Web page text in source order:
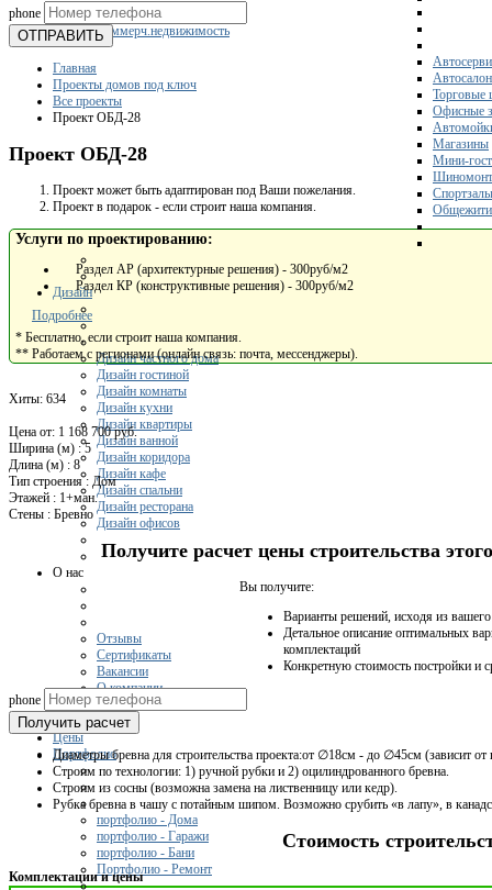
Склады
Коммерч.недвижимость
Торговые
Офисные
Магазины
Мини-
Спортзалы
Дизайн
Дизайн частного дома
Дизайн гостиной
Дизайн комнаты
Дизайн кухни
Дизайн квартиры
Дизайн ванной
Дизайн коридора
Дизайн кафе
Дизайн спальни
Дизайн ресторана
Дизайн офисов
О нас
Отзывы
Сертификаты
Вакансии
О компании
Цены
Портфолио
портфолио - Дома
портфолио - Гаражи
портфолио - Бани
Портфолио - Ремонт
phone
ОТПРАВИТЬ
Главная
Проекты домов под ключ
Все проекты
Проект ОБД-28
Проект ОБД-28
Проект может быть адаптирован под Ваши пожелания.
Проект в подарок - если строит наша компания.
Услуги по проектированию:
Раздел АР (архитектурные решения) - 300руб/м2
Раздел КР (конструктивные решения) - 300руб/м2
Подробнее
* Бесплатно, если строит наша компания.
** Работаем с регионами (онлайн связь: почта, мессенджеры).
Хиты: 634
Цена от: 1 168 700 руб.
Ширина (м) :5
Длина (м) : 8
Тип строения: Дом
Этажей : 1+ман.
Стены : Бревно
Получите расчет цены строительства
Вы получите:
Варианты решений, исходя из
Детальное описание оптимальных
комплектаций
Конкретную стоимость постройки и
phone
Получить расчет
Диаметры бревна для строительства проекта:от ∅18см - до ∅45см (зависит от
Строим по технологии: 1) ручной рубки и 2) оцилиндрованного бревна.
Строим из сосны (возможна замена на лиственницу или кедр).
Рубка бревна в чашу с потайным шипом. Возможно срубить «в лапу», в
Стоимость
Комплектации и цены